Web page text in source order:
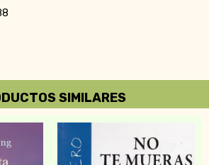
SIMILARES